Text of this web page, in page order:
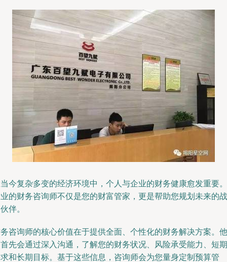
今复杂多变的经济环境中，个人与企业的财务健康愈发重要。
的财务咨询师不仅是您的财富管家，更是帮助您规划未来的战
伴。
咨询师的核心价值在于提供全面、个性化的财务解决方案。他
先会通过深入沟通，了解您的财务状况、风险承受能力、短期
和长期目标。基于这些信息，咨询师会为您量身定制预算管